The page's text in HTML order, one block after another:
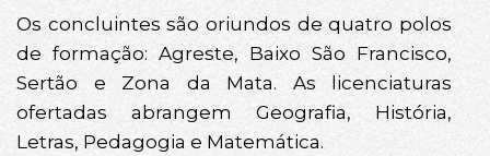
Os concluintes são oriundos de quatro polos
de formação: Agreste, Baixo São Francisco,
Sertão e Zona da Mata. As licenciaturas
ofertadas abrangem Geografia, História,
Letras, Pedagogia e Matemática.